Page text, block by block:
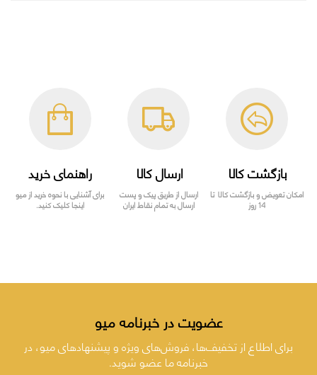
بازگشت کالا
امکان تعویض و بازگشت کالا تا
14 روز
ارسال کالا
ارسال از طریق پیک و پست
ارسال به تمام نقاط ایران
راهنمای خرید
برای آشنایی با نحوه خرید از میو
اینجا کلیک کنید.
عضویت در خبرنامه میو
برای اطلاع از تخفیف‌ها، فروش‌های ویژه و پیشنهادهای میو، در
خبرنامه ما عضو شوید.